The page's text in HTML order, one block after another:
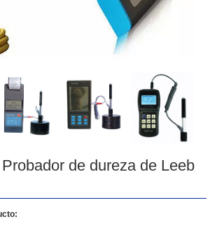
de dureza de Leeb